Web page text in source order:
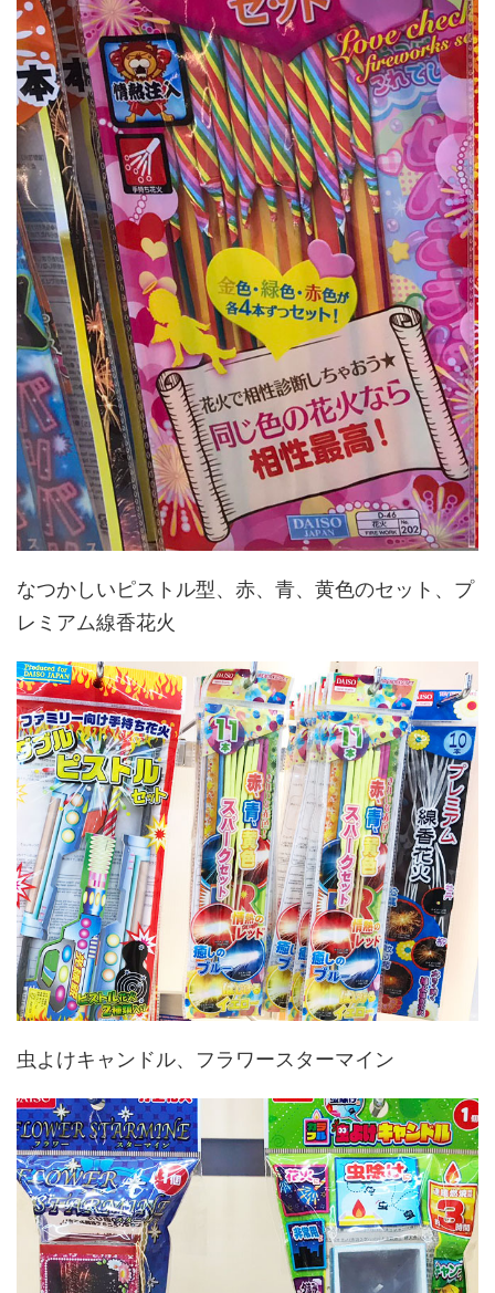
なつかしいピストル型、赤、青、黄色のセット、プ
レミアム線香花火
虫よけキャンドル、フラワースターマイン